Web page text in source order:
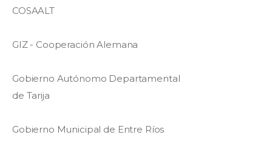
COSAALT
GIZ - Cooperación Alemana
Gobierno Autónomo Departamental
de Tarija
Gobierno Municipal de Entre Ríos